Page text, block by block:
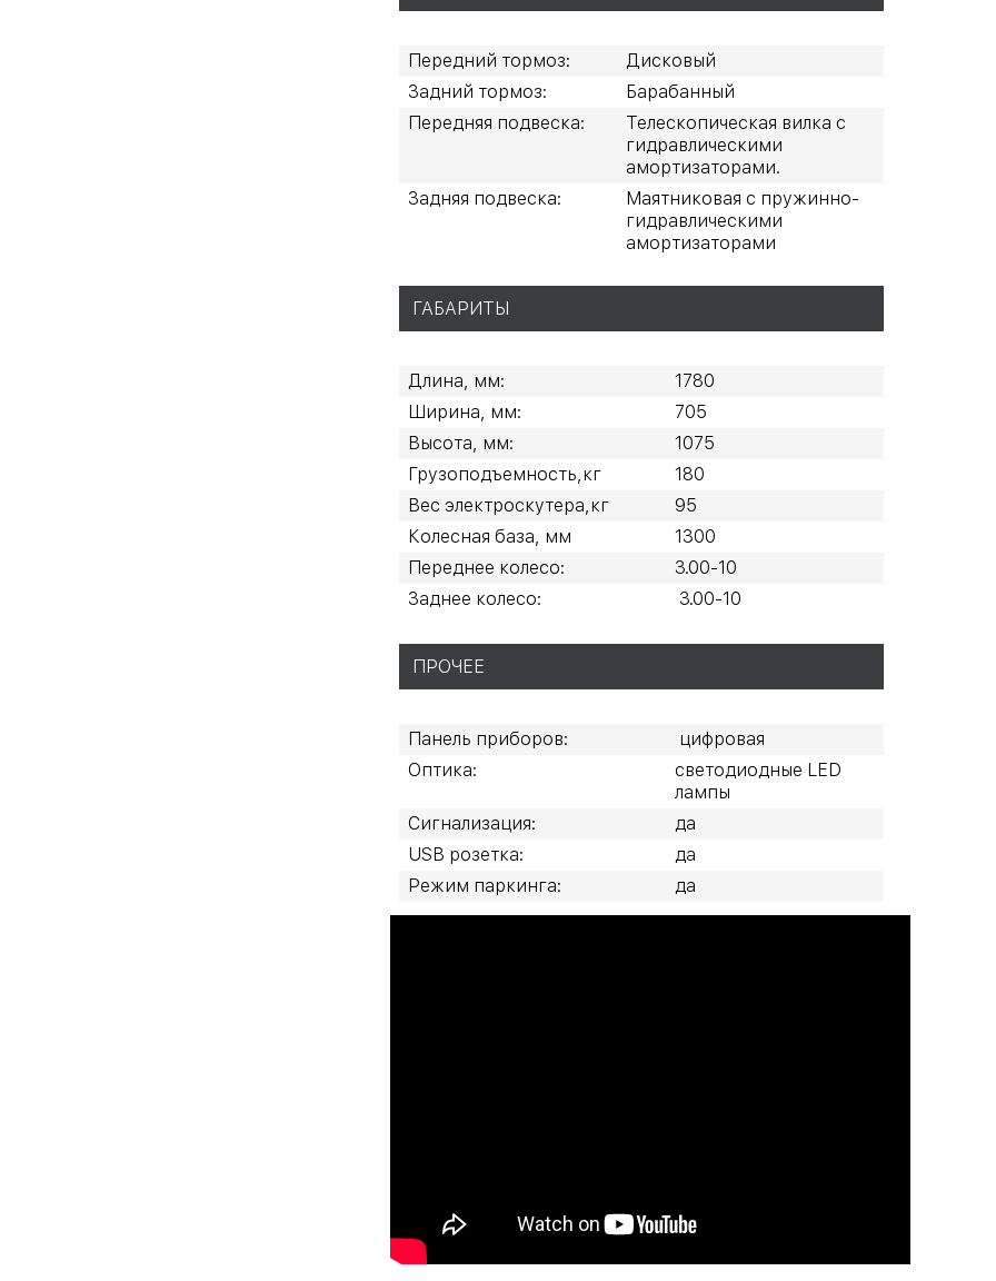
Передний тормоз:
Дисковый
Задний тормоз:
Барабанный
Передняя подвеска:
Телескопическая вилка с
гидравлическими
амортизаторами.
Задняя подвеска:
Маятниковая с пружинно-
гидравлическими
амортизаторами
ГАБАРИТЫ
Длина, мм:
1780
Ширина, мм:
705
Высота, мм:
1075
Грузоподъемность,кг
180
Вес электроскутера,кг
95
Колесная база, мм
1300
Переднее колесо:
3.00-10
Заднее колесо:
3.00-10
ПРОЧЕЕ
Панель приборов:
цифровая
Оптика:
светодиодные LED
лампы
Сигнализация:
да
USB розетка:
да
Режим паркинга:
да